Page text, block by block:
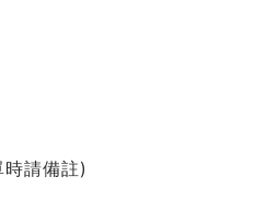
請備註)